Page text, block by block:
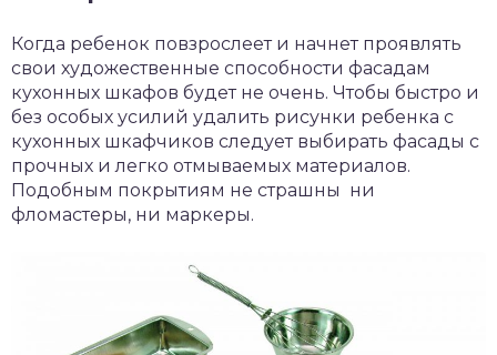
Когда ребенок повзрослеет и начнет проявлять
свои художественные способности фасадам
кухонных шкафов будет не очень. Чтобы быстро и
без особых усилий удалить рисунки ребенка с
кухонных шкафчиков следует выбирать фасады с
прочных и легко отмываемых материалов.
Подобным покрытиям не страшны ни
фломастеры, ни маркеры.